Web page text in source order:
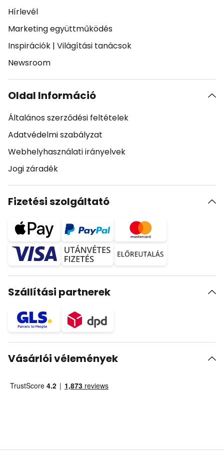
Hírlevél
Marketing együttműködés
Inspirációk | Világítási tanácsok
Newsroom
Oldal Információ
Általános szerződési feltételek
Adatvédelmi szabályzat
Webhelyhasználati irányelvek
Jogi záradék
Fizetési szolgáltató
Szállítási partnerek
Vásárlói vélemények